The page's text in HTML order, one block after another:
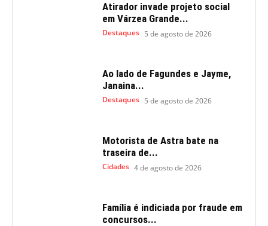
Atirador invade projeto social
em Várzea Grande...
Destaques 5 de agosto de 2026
Ao lado de Fagundes e Jayme,
Janaina...
Destaques 5 de agosto de 2026
Motorista de Astra bate na
traseira de...
Cidades 4 de agosto de 2026
Família é indiciada por fraude em
concursos...